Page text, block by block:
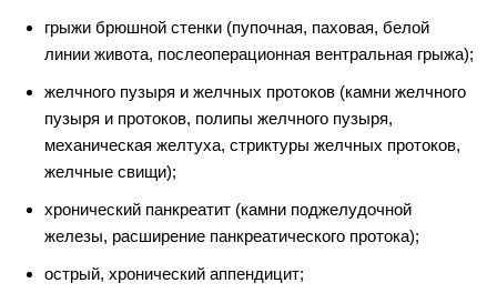
грыжи брюшной стенки (пупочная, паховая, белой
линии живота, послеоперационная вентральная грыжа);
желчного пузыря и желчных протоков (камни желчного
пузыря и протоков, полипы желчного пузыря,
механическая желтуха, стриктуры желчных протоков,
желчные свищи);
хронический панкреатит (камни поджелудочной
железы, расширение панкреатического протока);
острый, хронический аппендицит;